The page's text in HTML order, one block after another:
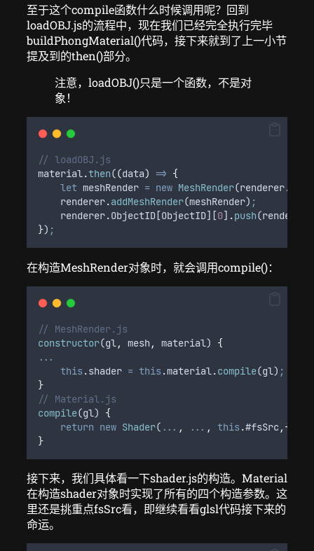
至于这个compile函数什么时候调用呢？回到
loadOBJ.js的流程中，现在我们已经完全执行完毕
buildPhongMaterial()代码，接下来就到了上一小节
提及到的then()部分。
注意，loadOBJ()只是一个函数，不是对
象！
// loadOBJ.js
material.then((data) => {
let meshRender = new MeshRender(renderer.
renderer.addMeshRender(meshRender) ;
renderer.ObjectID [ObjectID][0] .push(renderer
}) ;
在构造MeshRender对象时，就会调用compile()：
// MeshRender.js
constructor(gl, mesh, material) {
...
this.shader = this.material.compile(gl) ;
}
// Material.js
compile(gl) {
return new Shader( ... , ... , this.#fsSrc ,{
}
接下来，我们具体看一下shader.js的构造。Material
在构造shader对象时实现了所有的四个构造参数。这
里还是挑重点fsSrc看，即继续看看glsl代码接下来的
命运。